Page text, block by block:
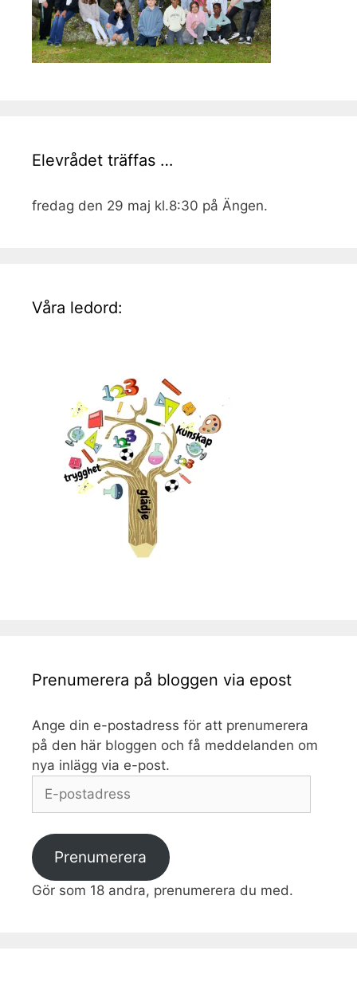
Elevrådet träffas …
fredag den 29 maj kl.8:30 på Ängen.
Våra ledord:
Prenumerera på bloggen via epost
Ange din e-postadress för att prenumerera
på den här bloggen och få meddelanden om
nya inlägg via e-post.
postadress
Prenumerera
Gör som 18 andra, prenumerera du med.